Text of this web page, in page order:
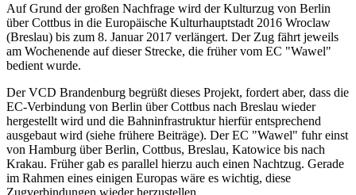
Auf Grund der großen Nachfrage wird der Kulturzug von Berlin
über Cottbus in die Europäische Kulturhauptstadt 2016 Wroclaw
(Breslau) bis zum 8. Januar 2017 verlängert. Der Zug fährt jeweils
am Wochenende auf dieser Strecke, die früher vom EC "Wawel"
bedient wurde.
Der VCD Brandenburg begrüßt dieses Projekt, fordert aber, dass die
EC-Verbindung von Berlin über Cottbus nach Breslau wieder
hergestellt wird und die Bahninfrastruktur hierfür entsprechend
ausgebaut wird (siehe frühere Beiträge). Der EC "Wawel" fuhr einst
von Hamburg über Berlin, Cottbus, Breslau, Katowice bis nach
Krakau. Früher gab es parallel hierzu auch einen Nachtzug. Gerade
im Rahmen eines einigen Europas wäre es wichtig, diese
Zugverbindungen wieder herzustellen.